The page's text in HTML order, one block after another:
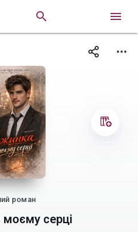
 
роман
серці